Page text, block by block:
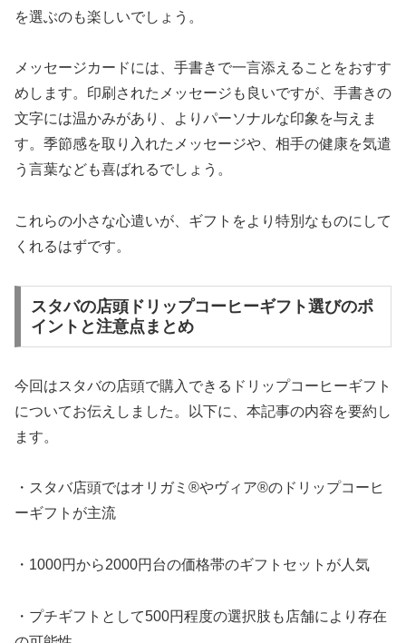
を選ぶのも楽しいでしょう。
メッセージカードには、手書きで一言添えることをおすす
めします。印刷されたメッセージも良いですが、手書きの
文字には温かみがあり、よりパーソナルな印象を与えま
す。季節感を取り入れたメッセージや、相手の健康を気遣
う言葉なども喜ばれるでしょう。
これらの小さな心遣いが、ギフトをより特別なものにして
くれるはずです。
スタバの店頭ドリップコーヒーギフト選びのポ
イントと注意点まとめ
今回はスタバの店頭で購入できるドリップコーヒーギフト
についてお伝えしました。以下に、本記事の内容を要約し
ます。
・スタバ店頭ではオリガミ®やヴィア®のドリップコーヒ
ーギフトが主流
・1000円から2000円台の価格帯のギフトセットが人気
・プチギフトとして500円程度の選択肢も店舗により存在